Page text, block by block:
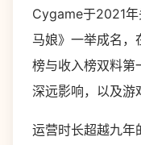
Cygame于2021年
马娘》一举成名，
榜与收入榜双料第
深远影响，以及游
运营时长超越九年